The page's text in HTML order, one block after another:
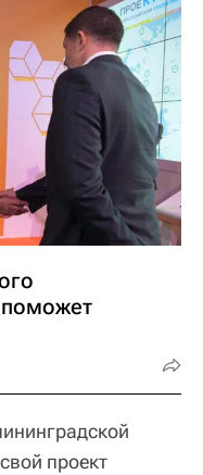
поможет
проект